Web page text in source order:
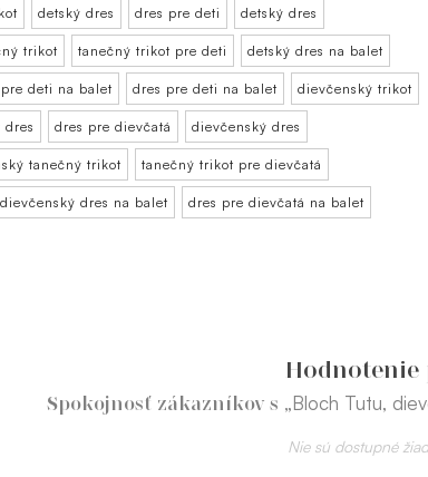
detský dres dres pre deti detský dres
trikot tanečný trikot pre deti detský dres na balet
deti na balet dres pre deti na balet dievčenský trikot
dres dres pre dievčatá dievčenský dres
tanečný trikot tanečný trikot pre dievčatá
dievčenský dres na balet dres pre dievčatá na balet
Spokojnosť zákazníkov s „Bloch Tutu,
Nie sú dostupné